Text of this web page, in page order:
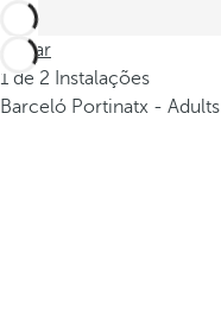
Voltar
1 de 2 Instalações
Barceló Portinatx -